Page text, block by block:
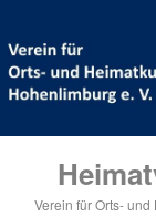
Verein für Orts-